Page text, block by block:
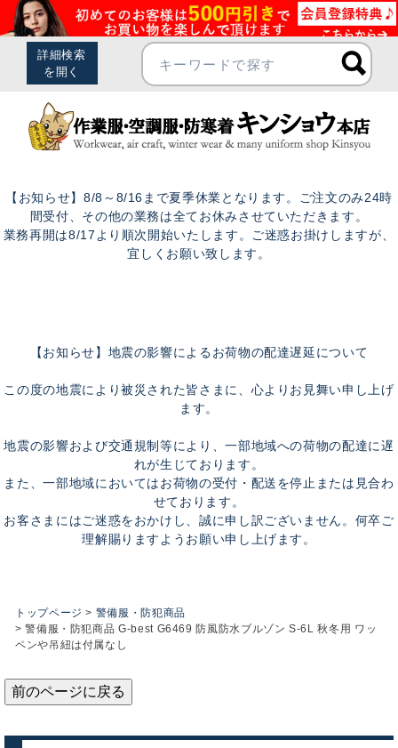
【お知らせ】8/8～8/16まで夏季休業となります。ご注文のみ24時
間受付、その他の業務は全てお休みさせていただきます。
業務再開は8/17より順次開始いたします。ご迷惑お掛けしますが、
宜しくお願い致します。
【お知らせ】地震の影響によるお荷物の配達遅延について
この度の地震により被災された皆さまに、心よりお見舞い申し上げ
ます。
地震の影響および交通規制等により、一部地域への荷物の配達に遅
れが生じております。
また、一部地域においてはお荷物の受付・配送を停止または見合わ
せております。
お客さまにはご迷惑をおかけし、誠に申し訳ございません。何卒ご
理解賜りますようお願い申し上げます。
トップページ
警備服・防犯商品
警備服・防犯商品 G-best G6469 防風防水ブルゾン S-6L 秋冬用 ワッ
ペンや吊紐は付属なし
前のページに戻る